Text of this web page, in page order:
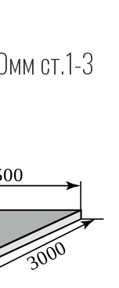
ст.1-3